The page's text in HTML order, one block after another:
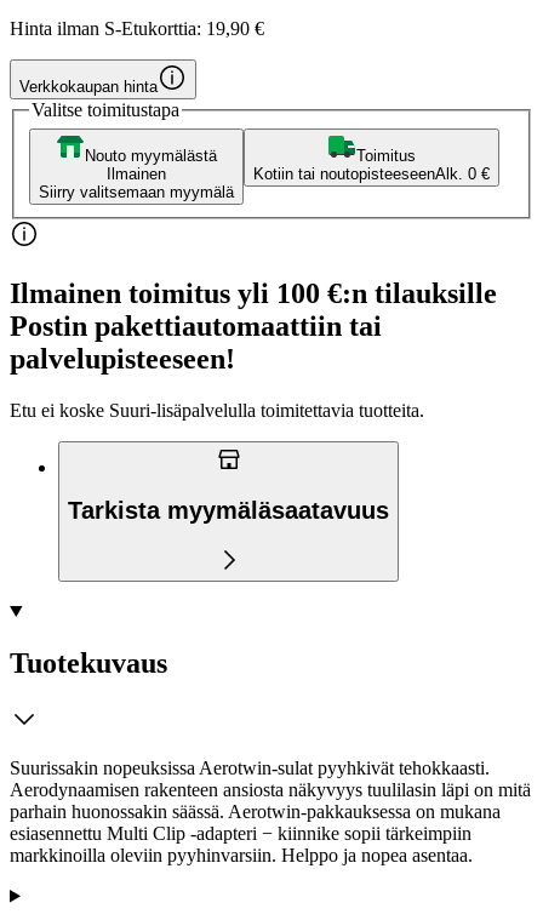
Hinta ilman S-Etukorttia: 19,90 €
Verkkokaupan hinta
Valitse toimitustapa
Nouto myymälästä
Ilmainen
Siirry valitsemaan myymälä
Toimitus
Kotiin tai noutopisteeseenAlk. 0 €
Ilmainen toimitus yli 100 €:n tilauksille
Postin pakettiautomaattiin tai
palvelupisteeseen!
Etu ei koske Suuri‑lisäpalvelulla toimitettavia tuotteita.
Tarkista myymäläsaatavuus
Tuotekuvaus
Suurissakin nopeuksissa Aerotwin-sulat pyyhkivät tehokkaasti.
Aerodynaamisen rakenteen ansiosta näkyvyys tuulilasin läpi on mitä
parhain huonossakin säässä. Aerotwin-pakkauksessa on mukana
esiasennettu Multi Clip -adapteri − kiinnike sopii tärkeimpiin
markkinoilla oleviin pyyhinvarsiin. Helppo ja nopea asentaa.